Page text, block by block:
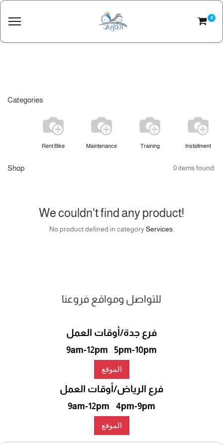
0
Categories
Rent Bike Maintenance Training Installment
Shop 0 items found.
We couldn't find any product!
No product defined in categoryServices.
للتواصل ومواقع فروعنا
فرع جدة/أوقات العمل
9am-12pm 5pm-10pm
الموقع
فرع الرياض/أوقات العمل
9am-12pm 4pm-9pm
الموقع